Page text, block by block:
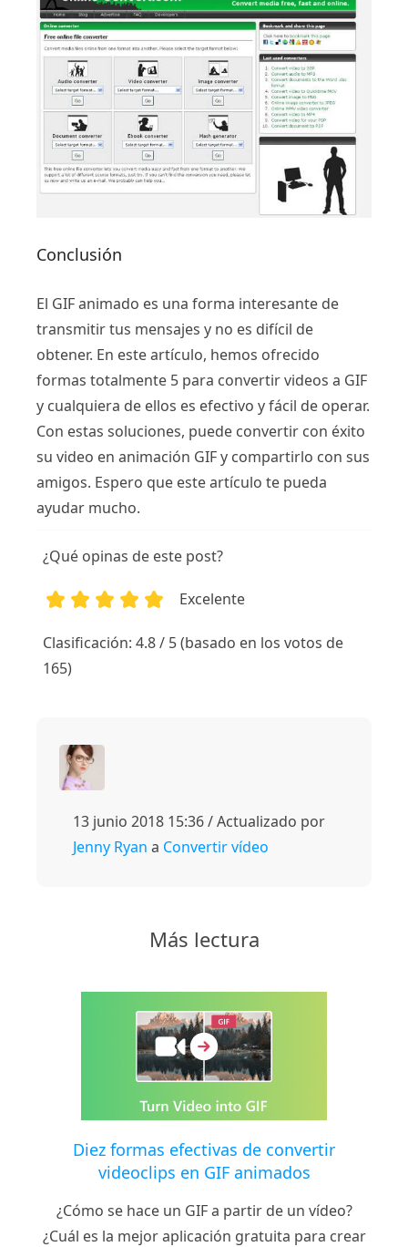
Conclusión
El GIF animado es una forma interesante de
transmitir tus mensajes y no es difícil de
obtener. En este artículo, hemos ofrecido
formas totalmente 5 para convertir videos a GIF
y cualquiera de ellos es efectivo y fácil de operar.
Con estas soluciones, puede convertir con éxito
su video en animación GIF y compartirlo con sus
amigos. Espero que este artículo te pueda
ayudar mucho.
¿Qué opinas de este post?
Excelente
Clasificación: 4.8 / 5 (basado en los votos de
165)
13 junio 2018 15:36 / Actualizado por
Jenny Ryan a Convertir vídeo
Más lectura
Diez formas efectivas de convertir
videoclips en GIF animados
¿Cómo se hace un GIF a partir de un vídeo?
¿Cuál es la mejor aplicación gratuita para crear